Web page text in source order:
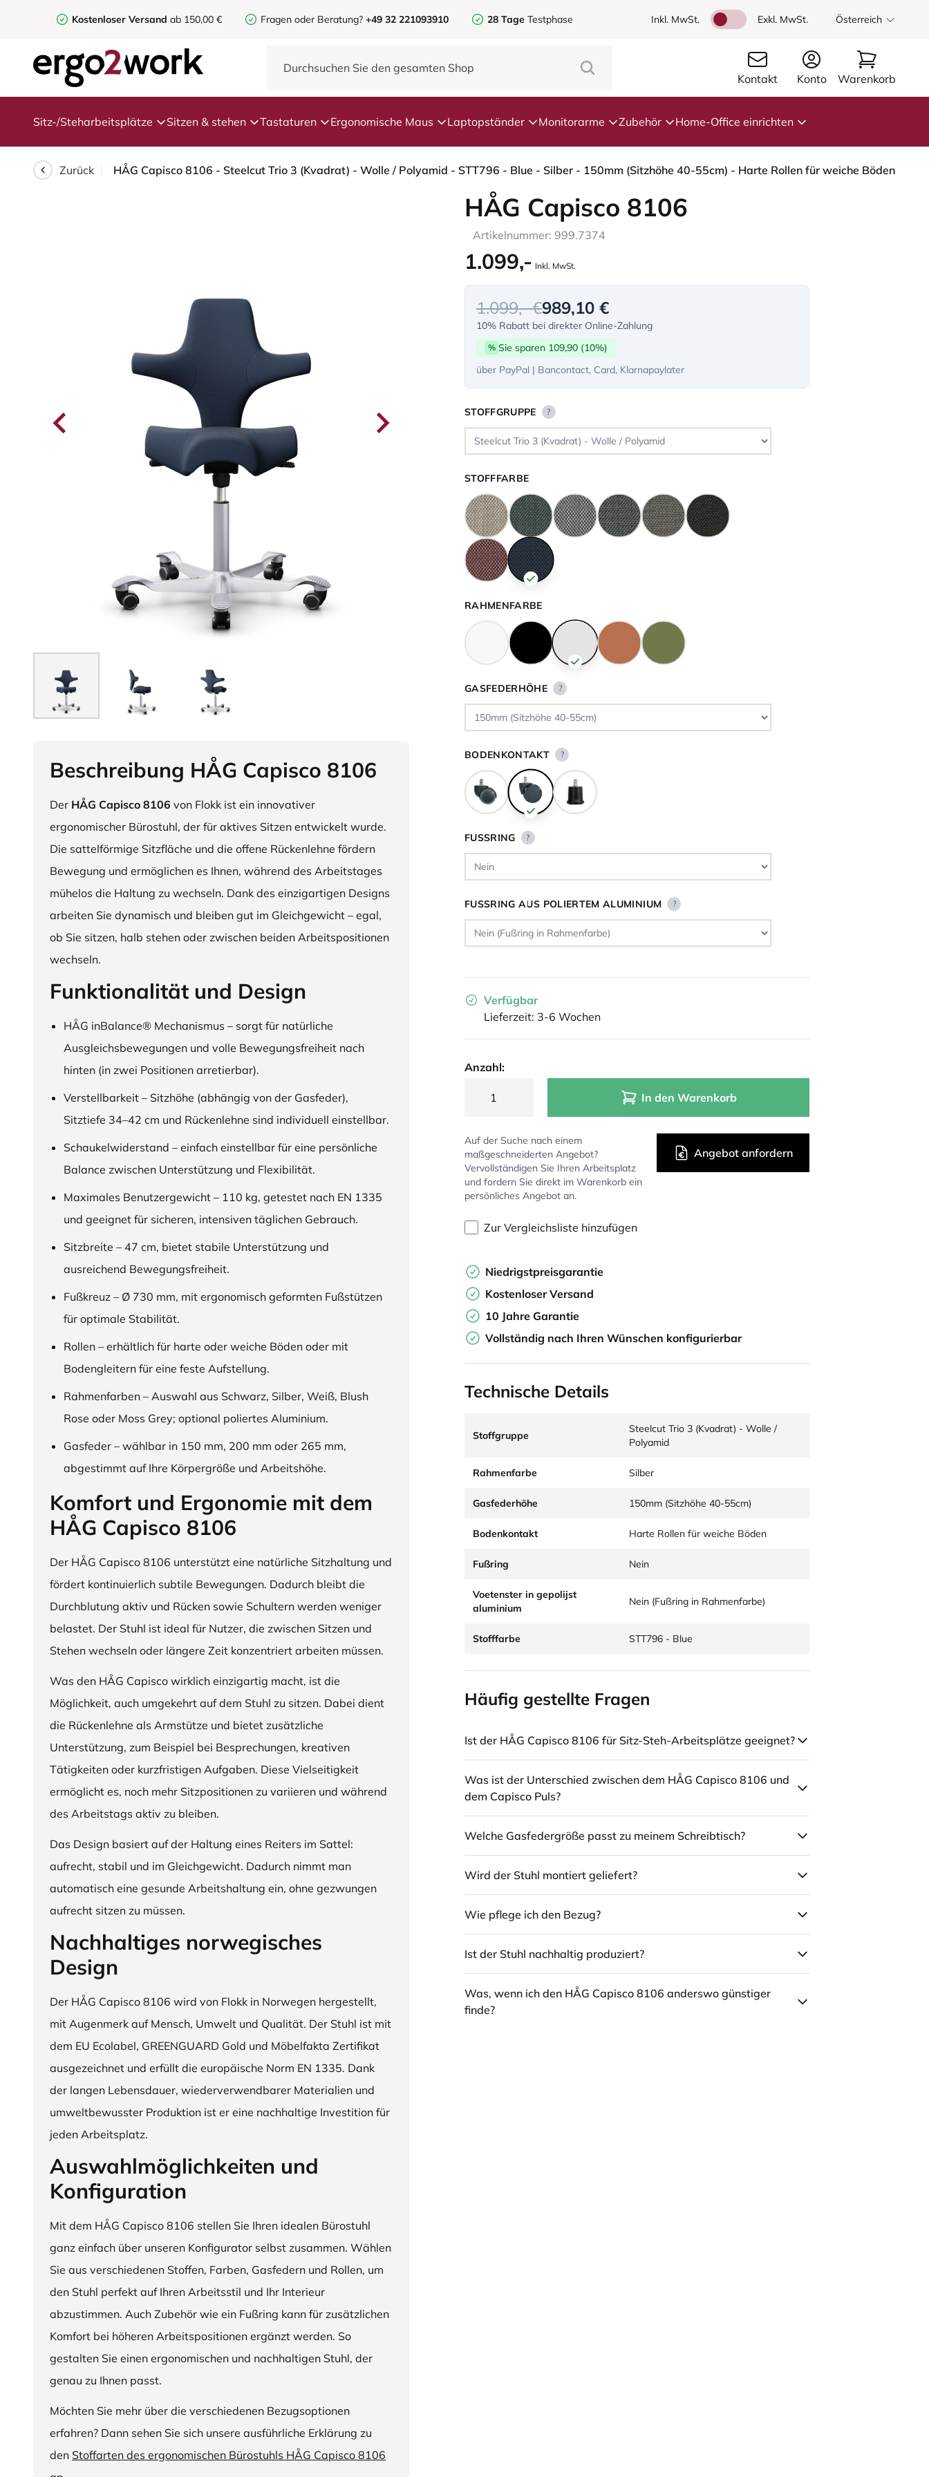
Kostenloser Versand ab 150,00 € Fragen oder Beratung? +49 32 221093910 28 Tage Testphase Inkl. MwSt. Exkl. MwSt. Österreich
Kontakt Konto Warenkorb
Sitz-/Steharbeitsplätze Sitzen & stehen Tastaturen Ergonomische Maus Laptopständer Monitorarme Zubehör Home-Office einrichten
Zurück HÅG Capisco 8106 - Steelcut Trio 3 (Kvadrat) - Wolle / Polyamid - STT796 - Blue - Silber - 150mm (Sitzhöhe 40-55cm) - Harte Rollen für weiche Böden
Beschreibung HÅG Capisco 8106
Der HÅG Capisco 8106 von Flokk ist ein innovativer
ergonomischer Bürostuhl, der für aktives Sitzen entwickelt wurde.
Die sattelförmige Sitzfläche und die offene Rückenlehne fördern
Bewegung und ermöglichen es Ihnen, während des Arbeitstages
mühelos die Haltung zu wechseln. Dank des einzigartigen Designs
arbeiten Sie dynamisch und bleiben gut im Gleichgewicht – egal,
ob Sie sitzen, halb stehen oder zwischen beiden Arbeitspositionen
wechseln.
Funktionalität und Design
HÅG inBalance® Mechanismus – sorgt für natürliche
Ausgleichsbewegungen und volle Bewegungsfreiheit nach
hinten (in zwei Positionen arretierbar).
Verstellbarkeit – Sitzhöhe (abhängig von der Gasfeder),
Sitztiefe 34–42 cm und Rückenlehne sind individuell einstellbar.
Schaukelwiderstand – einfach einstellbar für eine persönliche
Balance zwischen Unterstützung und Flexibilität.
Maximales Benutzergewicht – 110 kg, getestet nach EN 1335
und geeignet für sicheren, intensiven täglichen Gebrauch.
Sitzbreite – 47 cm, bietet stabile Unterstützung und
ausreichend Bewegungsfreiheit.
Fußkreuz – Ø 730 mm, mit ergonomisch geformten Fußstützen
für optimale Stabilität.
Rollen – erhältlich für harte oder weiche Böden oder mit
Bodengleitern für eine feste Aufstellung.
Rahmenfarben – Auswahl aus Schwarz, Silber, Weiß, Blush
Rose oder Moss Grey; optional poliertes Aluminium.
Gasfeder – wählbar in 150 mm, 200 mm oder 265 mm,
abgestimmt auf Ihre Körpergröße und Arbeitshöhe.
Komfort und Ergonomie mit dem
HÅG Capisco 8106
Der HÅG Capisco 8106 unterstützt eine natürliche Sitzhaltung und
fördert kontinuierlich subtile Bewegungen. Dadurch bleibt die
Durchblutung aktiv und Rücken sowie Schultern werden weniger
belastet. Der Stuhl ist ideal für Nutzer, die zwischen Sitzen und
Stehen wechseln oder längere Zeit konzentriert arbeiten müssen.
Was den HÅG Capisco wirklich einzigartig macht, ist die
Möglichkeit, auch umgekehrt auf dem Stuhl zu sitzen. Dabei dient
die Rückenlehne als Armstütze und bietet zusätzliche
Unterstützung, zum Beispiel bei Besprechungen, kreativen
Tätigkeiten oder kurzfristigen Aufgaben. Diese Vielseitigkeit
ermöglicht es, noch mehr Sitzpositionen zu variieren und während
des Arbeitstags aktiv zu bleiben.
Das Design basiert auf der Haltung eines Reiters im Sattel:
aufrecht, stabil und im Gleichgewicht. Dadurch nimmt man
automatisch eine gesunde Arbeitshaltung ein, ohne gezwungen
aufrecht sitzen zu müssen.
Nachhaltiges norwegisches
Design
Der HÅG Capisco 8106 wird von Flokk in Norwegen hergestellt,
mit Augenmerk auf Mensch, Umwelt und Qualität. Der Stuhl ist mit
dem EU Ecolabel, GREENGUARD Gold und Möbelfakta Zertifikat
ausgezeichnet und erfüllt die europäische Norm EN 1335. Dank
der langen Lebensdauer, wiederverwendbarer Materialien und
umweltbewusster Produktion ist er eine nachhaltige Investition für
jeden Arbeitsplatz.
Auswahlmöglichkeiten und
Konfiguration
Mit dem HÅG Capisco 8106 stellen Sie Ihren idealen Bürostuhl
ganz einfach über unseren Konfigurator selbst zusammen. Wählen
Sie aus verschiedenen Stoffen, Farben, Gasfedern und Rollen, um
den Stuhl perfekt auf Ihren Arbeitsstil und Ihr Interieur
abzustimmen. Auch Zubehör wie ein Fußring kann für zusätzlichen
Komfort bei höheren Arbeitspositionen ergänzt werden. So
gestalten Sie einen ergonomischen und nachhaltigen Stuhl, der
genau zu Ihnen passt.
Möchten Sie mehr über die verschiedenen Bezugsoptionen
erfahren? Dann sehen Sie sich unsere ausführliche Erklärung zu
den Stoffarten des ergonomischen Bürostuhls HÅG Capisco 8106
HÅG Capisco 8106
Artikelnummer: 999.7374
1.099,- Inkl. MwSt.
1.099,- €989,10 €
10% Rabatt bei direkter Online-Zahlung
% Sie sparen 109,90 (10%)
über PayPal | Bancontact, Card, Klarnapaylater
STOFFGRUPPE ?
STOFFFARBE
RAHMENFARBE
GASFEDERHÖHE ?
BODENKONTAKT ?
FUSSRING ?
FUSSRING AUS POLIERTEM ALUMINIUM ?
Verfügbar
Lieferzeit: 3-6 Wochen
Anzahl:
In den Warenkorb
Auf der Suche nach einem
maßgeschneiderten Angebot?
Vervollständigen Sie Ihren Arbeitsplatz
und fordern Sie direkt im Warenkorb ein
persönliches Angebot an.
Angebot anfordern
Zur Vergleichsliste hinzufügen
Niedrigstpreisgarantie
Kostenloser Versand
10 Jahre Garantie
Vollständig nach Ihren Wünschen konfigurierbar
Technische Details
Stoffgruppe
Steelcut Trio 3 (Kvadrat) - Wolle /
Polyamid
Rahmenfarbe Silber
Gasfederhöhe 150mm (Sitzhöhe 40-55cm)
Bodenkontakt Harte Rollen für weiche Böden
Fußring Nein
Voetenster in gepolijst
aluminium
Nein (Fußring in Rahmenfarbe)
Stofffarbe STT796 - Blue
Häufig gestellte Fragen
Ist der HÅG Capisco 8106 für Sitz-Steh-Arbeitsplätze geeignet?
Was ist der Unterschied zwischen dem HÅG Capisco 8106 und
dem Capisco Puls?
Welche Gasfedergröße passt zu meinem Schreibtisch?
Wird der Stuhl montiert geliefert?
Wie pflege ich den Bezug?
Ist der Stuhl nachhaltig produziert?
Was, wenn ich den HÅG Capisco 8106 anderswo günstiger
finde?